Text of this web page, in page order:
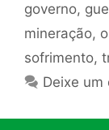
governo,
mineração,
sofrimento,
Deixe um